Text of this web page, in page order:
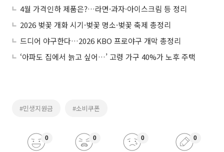
4월 가격인하 제품은?…라면·과자·아이스크림 등 정리
2026 벚꽃 개화 시기·벚꽃 명소·벚꽃 축제 총정리
드디어 야구한다…2026 KBO 프로야구 개막 총정리
‘아파도 집에서 늙고 싶어…’ 고령 가구 40%가 노후 주택
#민생지원금 #소비쿠폰
0 0 0 0